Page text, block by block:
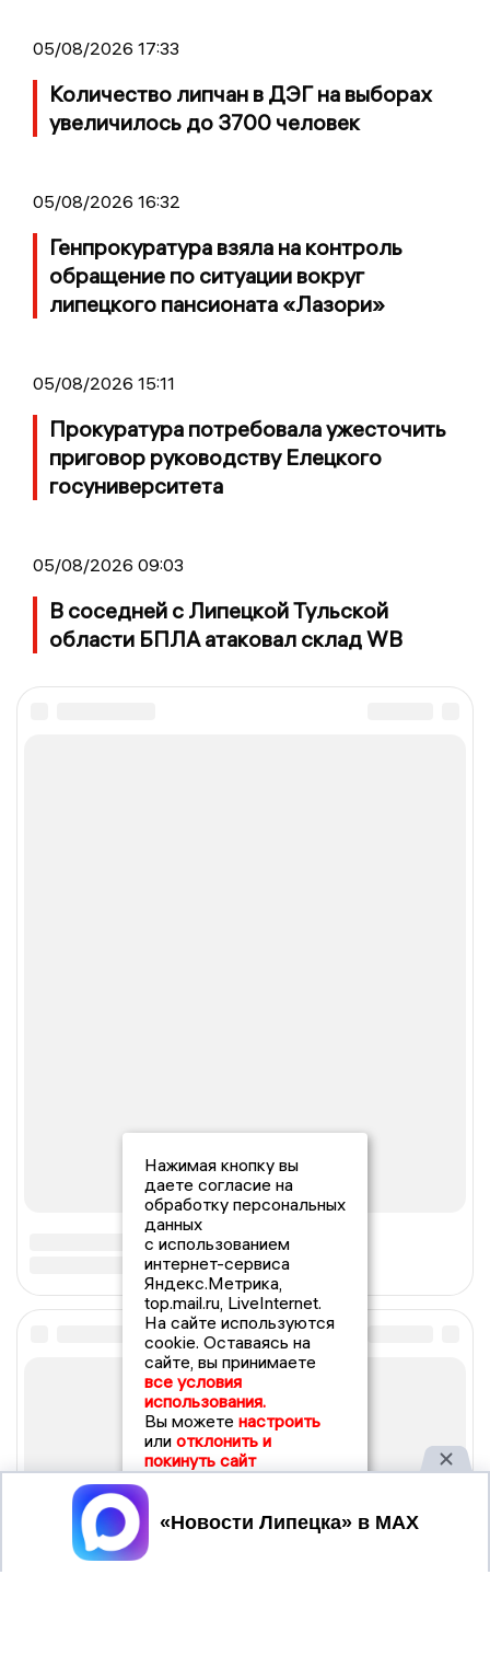
05/08/2026 17:33
Количество липчан в ДЭГ на выборах
увеличилось до 3700 человек
05/08/2026 16:32
Генпрокуратура взяла на контроль
обращение по ситуации вокруг
липецкого пансионата «Лазори»
05/08/2026 15:11
Прокуратура потребовала ужесточить
приговор руководству Елецкого
госуниверситета
05/08/2026 09:03
В соседней с Липецкой Тульской
области БПЛА атаковал склад WB
Нажимая кнопку вы
даете согласие на
обработку персональных
данных
с использованием
интернет-сервиса
Яндекс.Метрика,
top.mail.ru, LiveInternet.
На сайте используются
cookie. Оставаясь на
сайте, вы принимаете
все условия
использования.
Вы можете настроить
или отклонить и
покинуть сайт
Принять